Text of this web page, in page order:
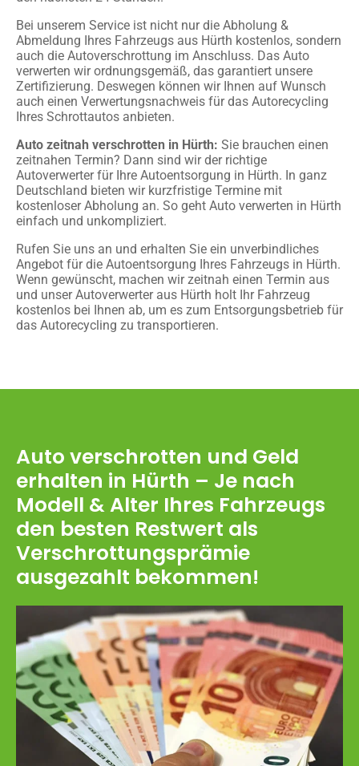
Bei unserem Service ist nicht nur die Abholung &
Abmeldung Ihres Fahrzeugs aus Hürth kostenlos, sondern
auch die Autoverschrottung im Anschluss. Das Auto
verwerten wir ordnungsgemäß, das garantiert unsere
Zertifizierung. Deswegen können wir Ihnen auf Wunsch
auch einen Verwertungsnachweis für das Autorecycling
Ihres Schrottautos anbieten.
Auto zeitnah verschrotten in Hürth: Sie brauchen einen
zeitnahen Termin? Dann sind wir der richtige
Autoverwerter für Ihre Autoentsorgung in Hürth. In ganz
Deutschland bieten wir kurzfristige Termine mit
kostenloser Abholung an. So geht Auto verwerten in Hürth
einfach und unkompliziert.
Rufen Sie uns an und erhalten Sie ein unverbindliches
Angebot für die Autoentsorgung Ihres Fahrzeugs in Hürth.
Wenn gewünscht, machen wir zeitnah einen Termin aus
und unser Autoverwerter aus Hürth holt Ihr Fahrzeug
kostenlos bei Ihnen ab, um es zum Entsorgungsbetrieb für
das Autorecycling zu transportieren.
Auto verschrotten und Geld
erhalten in Hürth – Je nach
Modell & Alter Ihres Fahrzeugs
den besten Restwert als
Verschrottungsprämie
ausgezahlt bekommen!